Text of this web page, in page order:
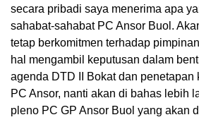
secara pribadi saya menerima apa
sahabat-sahabat PC Ansor Buol.
tetap berkomitmen terhadap
hal mengambil keputusan dalam
agenda DTD II Bokat dan penetapan
PC Ansor, nanti akan di bahas lebih
pleno PC GP Ansor Buol yang akan